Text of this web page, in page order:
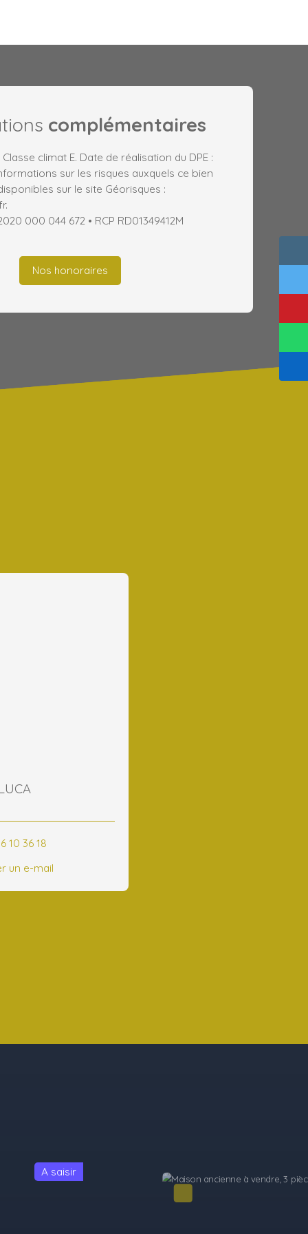
complémentaires
climat E. Date de réalisation du DPE :
sur les risques auxquels ce bien
sur le site Géorisques :
000 044 672 • RCP RD01349412M
Nos honoraires
10 36 18
un e-mail